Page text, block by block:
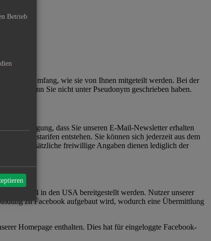
in dem Umfang, wie sie von Ihnen mitgeteilt werden. Bei der
wenn Sie nicht unter Pseudonym geschrieben haben.
Einwilligung, dass Sie unseren E-Mail-Newsletter erhalten
den Basistarifen entstehen. Sie können sich jederzeit aus dem
Zusätzliche freiwillige Angaben dienen lediglich der
CA 94304 in den USA bereitgestellt werden. Nutzer unserer
zu Facebook aufgebaut wird, wodurch eine Übermittlung
Homepage enthalten. Dies hat für eingeloggte Facebook-
Betrieb